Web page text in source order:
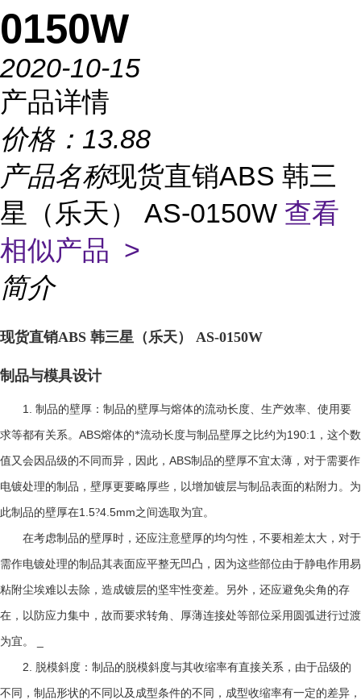
0150W
2020-10-15
产品详情
价格： 13.88
产品名称现货直销ABS 韩三
星（乐天） AS-0150W 查看
相似产品 >
简介
现货直销ABS 韩三星（乐天） AS-0150W
制品与模具设计
1. 制品的壁厚：制品的壁厚与熔体的流动长度、生产效率、使用要
求等都有关系。 ABS熔体的*流动长度与制品壁厚之比约为190:1 ，这个数
值又会因品级的不同而异，因此， ABS制品的壁厚不宜太薄，对于需要作
电镀处理的制品，壁厚更要略厚些，以增加镀层与制品表面的粘附力。为
此制品的壁厚在1.5?4.5mm之间选取为宜。
在考虑制品的壁厚时，还应注意壁厚的均匀性，不要相差太大，对于
需作电镀处理的制品其表面应平整无凹凸，因为这些部位由于静电作用易
粘附尘埃难以去除，造成镀层的坚牢性变差。另外，还应避免尖角的存
在，以防应力集中，故而要求转角、厚薄连接处等部位采用圆弧进行过渡
为宜。
2. 脱模斜度：制品的脱模斜度与其收缩率有直接关系，由于品级的
不同，制品形状的不同以及成型条件的不同，成型收缩率有一定的差异，